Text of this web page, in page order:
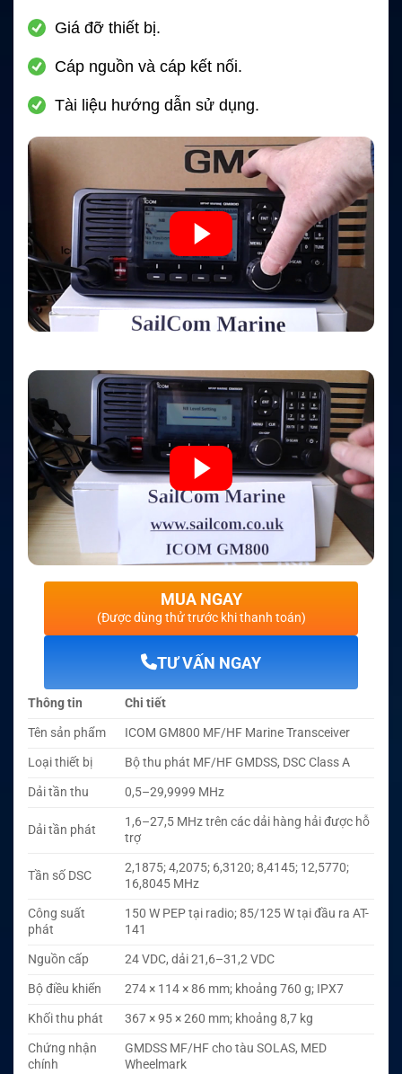
Giá đỡ thiết bị.
Cáp nguồn và cáp kết nối.
Tài liệu hướng dẫn sử dụng.
MUA NGAY
(Được dùng thử trước khi thanh toán)
TƯ VẤN NGAY
Thông tin
Chi tiết
Tên sản phẩm
ICOM GM800 MF/HF Marine Transceiver
Loại thiết bị
Bộ thu phát MF/HF GMDSS, DSC Class A
Dải tần thu
0,5–29,9999 MHz
Dải tần phát
1,6–27,5 MHz trên các dải hàng hải được hỗ
trợ
Tần số DSC
2,1875; 4,2075; 6,3120; 8,4145; 12,5770;
16,8045 MHz
Công suất
phát
150 W PEP tại radio; 85/125 W tại đầu ra AT-
141
Nguồn cấp
24 VDC, dải 21,6–31,2 VDC
Bộ điều khiển
274 × 114 × 86 mm; khoảng 760 g; IPX7
Khối thu phát
367 × 95 × 260 mm; khoảng 8,7 kg
Chứng nhận
chính
GMDSS MF/HF cho tàu SOLAS, MED
Wheelmark